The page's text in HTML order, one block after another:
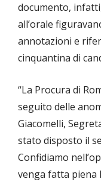
documento,
all’orale
annotazioni e
cinquantina di
“La Procura di
seguito delle
Giacomelli,
stato disposto il
Confidiamo
venga fatta piena